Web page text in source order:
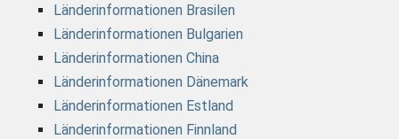
Länderinformationen Brasilen
Länderinformationen Bulgarien
Länderinformationen China
Länderinformationen Dänemark
Länderinformationen Estland
Länderinformationen Finnland